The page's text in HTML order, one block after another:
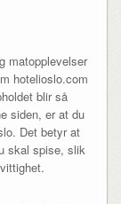
matopplevelser
hotelioslo.com
blir så
siden, er at du
Det betyr at
skal spise, slik